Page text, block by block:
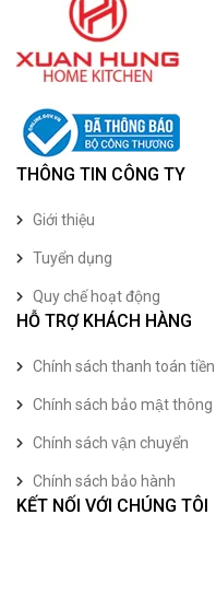
THÔNG TIN CÔNG TY
Giới thiệu
Tuyển dụng
Quy chế hoạt động
HỖ TRỢ KHÁCH HÀNG
Chính sách thanh toán
Chính sách bảo mật
Chính sách vận chuyển
Chính sách bảo hành
KẾT NỐI VỚI CHÚNG TÔI